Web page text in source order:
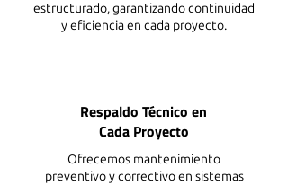
estructurado, garantizando continuidad
y eficiencia en cada proyecto.
Respaldo Técnico en
Cada Proyecto
Ofrecemos mantenimiento
preventivo y correctivo en sistemas